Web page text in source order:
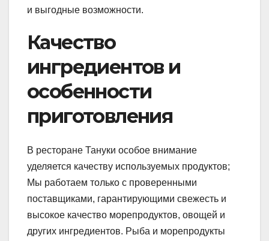
и выгодные возможности.
Качество
ингредиентов и
особенности
приготовления
В ресторане Тануки особое внимание
уделяется качеству используемых продуктов;
Мы работаем только с проверенными
поставщиками, гарантирующими свежесть и
высокое качество морепродуктов, овощей и
других ингредиентов. Рыба и морепродукты